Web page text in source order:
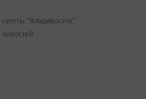
газеты "Владивосток"